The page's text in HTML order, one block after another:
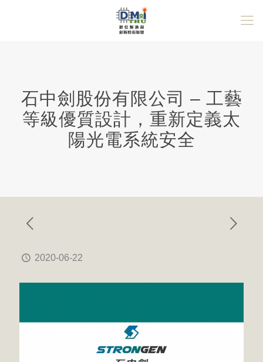
石中劍股份有限公司 – 工藝
等級優質設計，重新定義太
陽光電系統安全
2020-06-22